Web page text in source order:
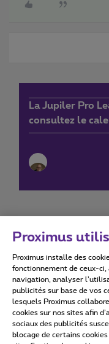
La Jupiler Pro
consultez le
Conditions
Tous droits réservés. ©
Proximus
Proximus installe des
fonctionnement de ceux-
navigation, analyser
publicités sur base de vos
lesquels Proximus
cookies sur nos sites afin
sociaux des publicités
blocage de certains